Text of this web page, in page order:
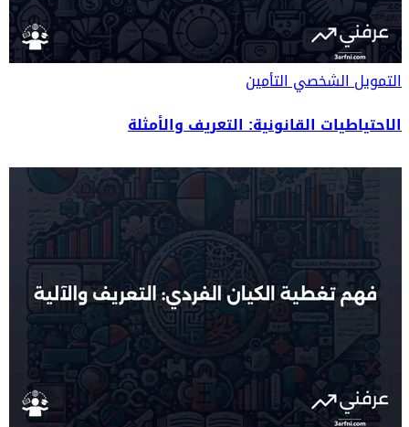
التمويل الشخصيالتأمين
الاحتياطيات القانونية: التعريف والأمثلة